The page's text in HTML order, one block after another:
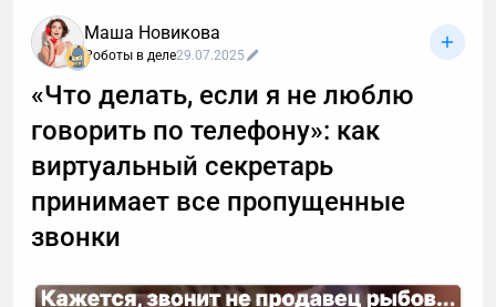
Маша Новикова
Роботы в деле29.07.2025
«Что делать, если я не люблю
говорить по телефону»: как
виртуальный секретарь
принимает все пропущенные
звонки